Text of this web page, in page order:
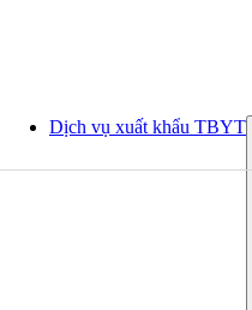
Dịch vụ xuất khẩu TBYT